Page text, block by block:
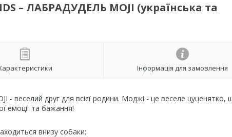
– ЛАБРАДУДЕЛЬ MOJI (українська та
Інформація для замовлення
- веселий друг для всієї родини. Моджі - це веселе цуценятко,
емоції та бажання!
внизу собаки;